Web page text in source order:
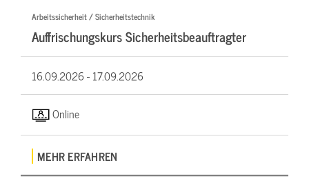
Arbeitssicherheit / Sicherheitstechnik
Auffrischungskurs Sicherheitsbeauftragter
16.09.2026 -17.09.2026
Online
MEHR ERFAHREN